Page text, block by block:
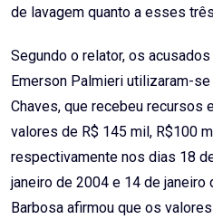
de lavagem quanto a esses
Segundo o relator, os
Emerson Palmieri utilizaram-
Chaves, que recebeu recursos
valores de R$ 145 mil, R$100
respectivamente nos dias 18
janeiro de 2004 e 14 de
Barbosa afirmou que os